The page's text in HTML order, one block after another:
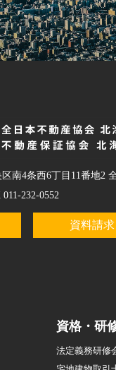
南4条西6丁目11番地2
232-0552
資料請求
資格・研
法定義務研修